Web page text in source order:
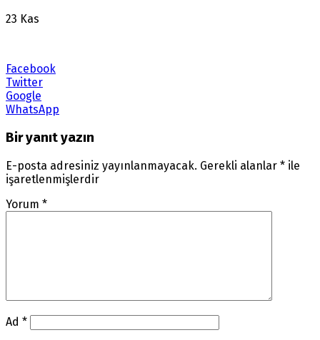
23 Kas
Facebook
Twitter
Google
WhatsApp
Bir yanıt yazın
E-posta adresiniz yayınlanmayacak. Gerekli alanlar * ile
işaretlenmişlerdir
Yorum *
Ad *